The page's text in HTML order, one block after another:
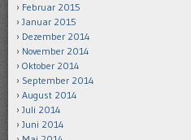
Februar 2015
Januar 2015
Dezember 2014
November 2014
Oktober 2014
September 2014
August 2014
Juli 2014
Juni 2014